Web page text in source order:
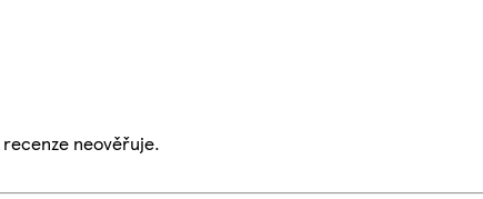
recenze neověřuje.